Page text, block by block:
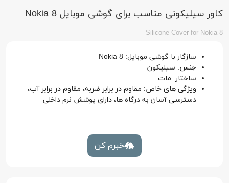
کاور سیلیکونی مناسب برای گوشی موبایل Nokia 8
Silicone Cover for Nokia 8
سازگار با گوشی موبایل: Nokia 8
جنس: سیلیکون
ساختار: مات
ویژگی های خاص: مقاوم در برابر ضربه، مقاوم در برابر آب،
دسترسی آسان به درگاه ها، دارای پوشش نرم داخلی
خبرم کن